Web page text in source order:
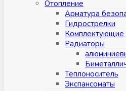
Отопление
Арматура
Гидрострелки
Комплектующие
Радиаторы
Теплоноситель
Экспансоматы